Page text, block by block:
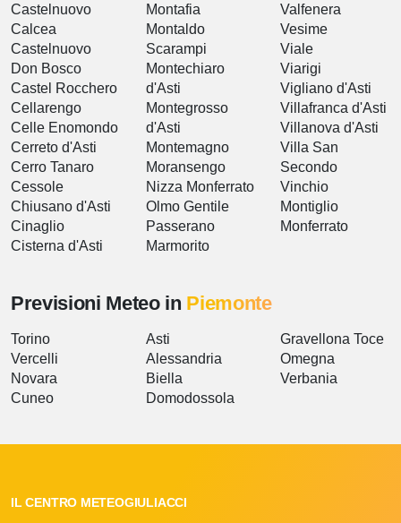
Castelnuovo
Calcea
Castelnuovo
Don Bosco
Castel Rocchero
Cellarengo
Celle Enomondo
Cerreto d'Asti
Cerro Tanaro
Cessole
Chiusano d'Asti
Cinaglio
Cisterna d'Asti
Montafia
Montaldo
Scarampi
Montechiaro
d'Asti
Montegrosso
d'Asti
Montemagno
Moransengo
Nizza Monferrato
Olmo Gentile
Passerano
Marmorito
Valfenera
Vesime
Viale
Viarigi
Vigliano d'Asti
Villafranca d'Asti
Villanova d'Asti
Villa San
Secondo
Vinchio
Montiglio
Monferrato
Previsioni Meteo in Piemonte
Torino
Vercelli
Novara
Cuneo
Asti
Alessandria
Biella
Domodossola
Gravellona Toce
Omegna
Verbania
IL CENTRO METEOGIULIACCI